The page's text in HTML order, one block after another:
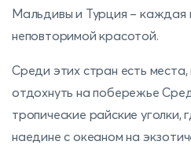
Мальдивы и Турция – каждая
неповторимой красотой.
Среди этих стран есть
отдохнуть на побережье
тропические райские уголки,
наедине с океаном на